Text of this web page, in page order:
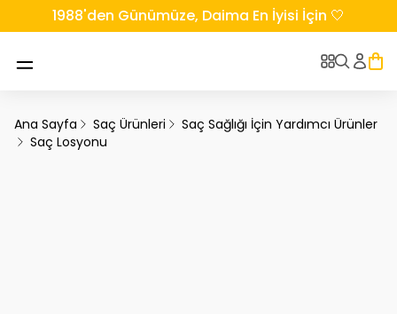
1988'den Günümüze, Daima En İyisi İçin 🤍
Ana Sayfa Saç Ürünleri
Saç Sağlığı İçin Yardımcı Ürünler
Saç Losyonu